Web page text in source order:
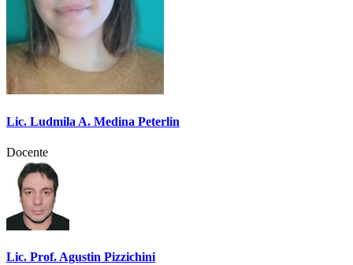
Lic. Ludmila A. Medina Peterlin
Docente
Lic. Prof. Agustin Pizzichini